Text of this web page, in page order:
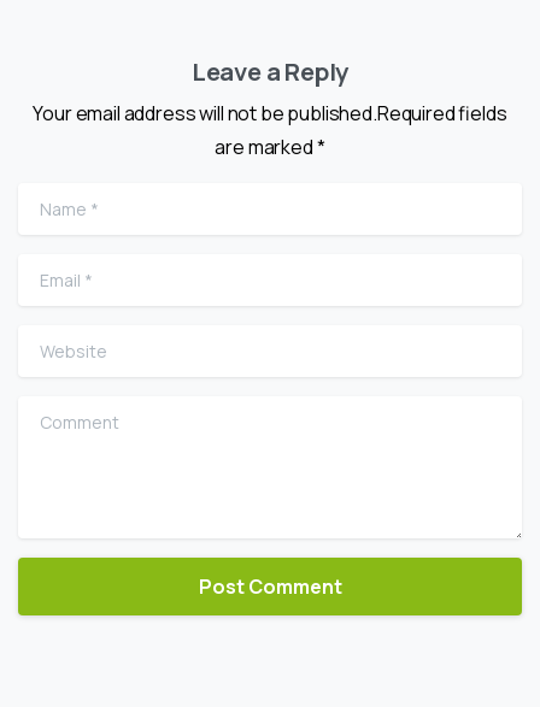
Leave a Reply
Your email address will not be published.Required fields
are marked *
Name
Email
Website
Comment